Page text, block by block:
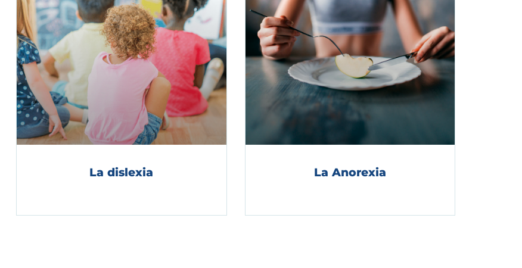
La dislexia La Anorexia